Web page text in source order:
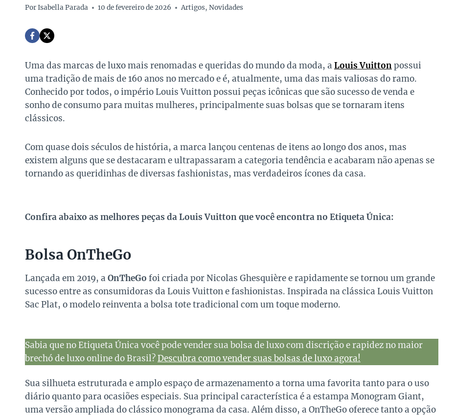
PorIsabella Parada 10 de fevereiro de 2026 Artigos,Novidades
Uma das marcas de luxo mais renomadas e queridas do mundo da moda, a Louis Vuittonpossui
uma tradição de mais de 160 anos no mercado e é, atualmente, uma das mais valiosas do ramo.
Conhecido por todos, o império Louis Vuitton possui peças icônicas que são sucesso de venda e
sonho de consumo para muitas mulheres, principalmente suas bolsas que se tornaram itens
clássicos.
Com quase dois séculos de história, a marca lançou centenas de itens ao longo dos anos, mas
existem alguns que se destacaram e ultrapassaram a categoria tendência e acabaram não apenas se
tornando as queridinhas de diversas fashionistas, mas verdadeiros ícones da casa.
Confira abaixo as melhores peças da Louis Vuitton que você encontra no Etiqueta Única:
Bolsa OnTheGo
Lançada em 2019, a OnTheGo foi criada por Nicolas Ghesquière e rapidamente se tornou um grande
sucesso entre as consumidoras da Louis Vuitton e fashionistas. Inspirada na clássica Louis Vuitton
Sac Plat, o modelo reinventa a bolsa tote tradicional com um toque moderno.
Sabia que no Etiqueta Única você pode vender sua bolsa de luxo com discrição e rapidez no maior
brechó de luxo online do Brasil?Descubra como vender suas bolsas de luxo agora!
Sua silhueta estruturada e amplo espaço de armazenamento a torna uma favorita tanto para o uso
diário quanto para ocasiões especiais. Sua principal característica é a estampa Monogram Giant,
uma versão ampliada do clássico monograma da casa. Além disso, a OnTheGo oferece tanto a opção